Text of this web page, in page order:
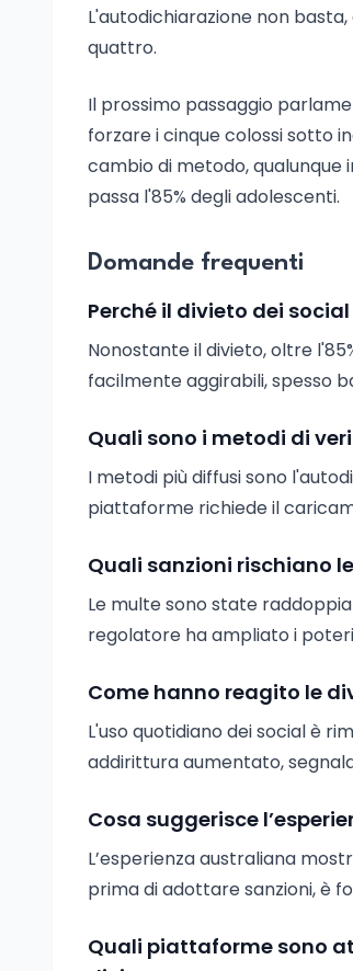
L'autodichiarazione non
quattro.
Il prossimo passaggio
forzare i cinque colossi sotto
cambio di metodo, qualunque
passa l'85% degli adolescenti.
Domande frequenti
Perché il divieto dei
Nonostante il divieto, oltre
facilmente aggirabili, spesso
Quali sono i metodi di
I metodi più diffusi sono
piattaforme richiede il
Quali sanzioni rischiano
Le multe sono state
regolatore ha ampliato i
Come hanno reagito le
L'uso quotidiano dei social è
addirittura aumentato,
Cosa suggerisce
L’esperienza australiana
prima di adottare sanzioni, è
Quali piattaforme sono